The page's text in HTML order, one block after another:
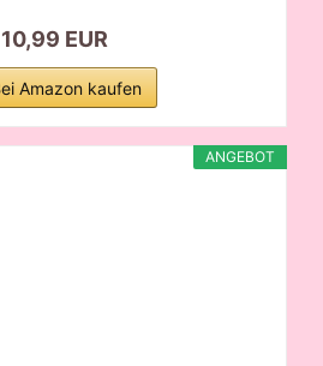
10,99 EUR
Amazon kaufen
ANGEBOT